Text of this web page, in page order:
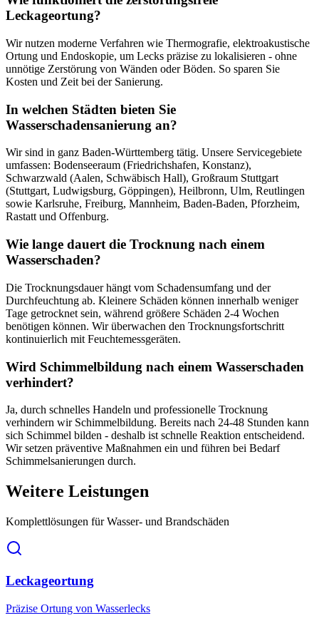
Leckageortung?
Wir nutzen moderne Verfahren wie Thermografie, elektroakustische
Ortung und Endoskopie, um Lecks präzise zu lokalisieren - ohne
unnötige Zerstörung von Wänden oder Böden. So sparen Sie
Kosten und Zeit bei der Sanierung.
In welchen Städten bieten Sie
Wasserschadensanierung an?
Wir sind in ganz Baden-Württemberg tätig. Unsere Servicegebiete
umfassen: Bodenseeraum (Friedrichshafen, Konstanz),
Schwarzwald (Aalen, Schwäbisch Hall), Großraum Stuttgart
(Stuttgart, Ludwigsburg, Göppingen), Heilbronn, Ulm, Reutlingen
sowie Karlsruhe, Freiburg, Mannheim, Baden-Baden, Pforzheim,
Rastatt und Offenburg.
Wie lange dauert die Trocknung nach einem
Wasserschaden?
Die Trocknungsdauer hängt vom Schadensumfang und der
Durchfeuchtung ab. Kleinere Schäden können innerhalb weniger
Tage getrocknet sein, während größere Schäden 2-4 Wochen
benötigen können. Wir überwachen den Trocknungsfortschritt
kontinuierlich mit Feuchtemessgeräten.
Wird Schimmelbildung nach einem Wasserschaden
verhindert?
Ja, durch schnelles Handeln und professionelle Trocknung
verhindern wir Schimmelbildung. Bereits nach 24-48 Stunden kann
sich Schimmel bilden - deshalb ist schnelle Reaktion entscheidend.
Wir setzen präventive Maßnahmen ein und führen bei Bedarf
Schimmelsanierungen durch.
Weitere Leistungen
Komplettlösungen für Wasser- und Brandschäden
Leckageortung
Präzise Ortung von Wasserlecks